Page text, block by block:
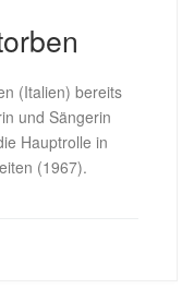
(Italien) bereits
und Sängerin
Hauptrolle in
(1967).